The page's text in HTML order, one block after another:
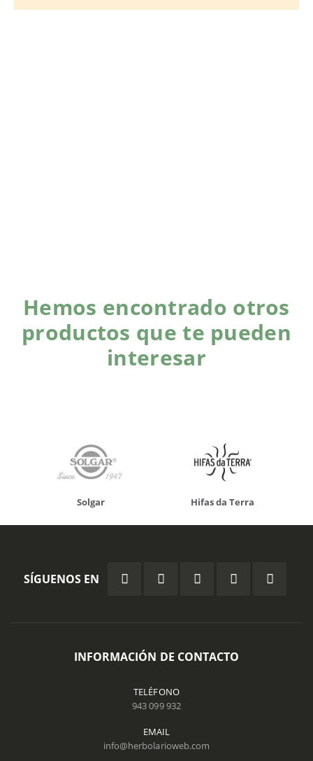
Hemos encontrado otros
productos que te pueden
interesar
Solgar Hifas da Terra
SÍGUENOS EN
INFORMACIÓN DE CONTACTO
TELÉFONO
943 099 932
EMAIL
info@herbolarioweb.com